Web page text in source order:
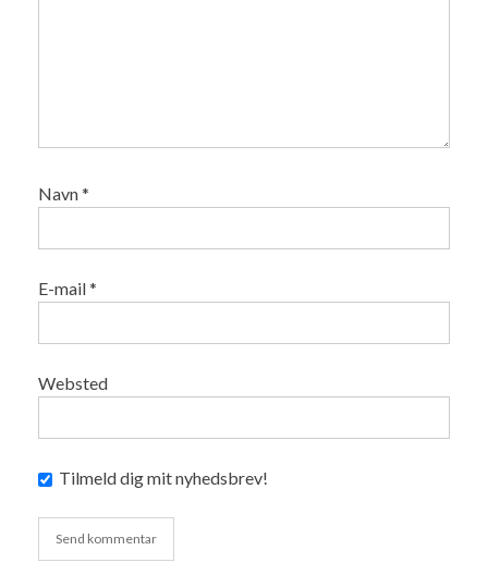
Navn*
E-mail*
Websted
Tilmeld dig mit nyhedsbrev!